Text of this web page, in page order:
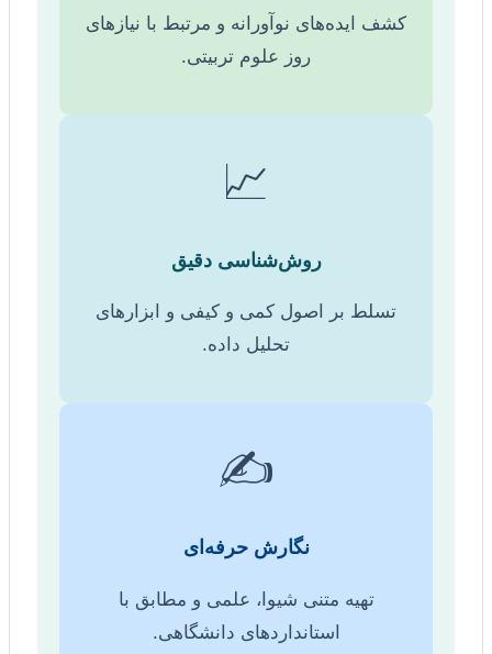
کشف ایده‌های نوآورانه و مرتبط با نیازهای
روز علوم تربیتی.
📈
روش‌شناسی دقیق
تسلط بر اصول کمی و کیفی و ابزارهای
تحلیل داده.
✍️
نگارش حرفه‌ای
تهیه متنی شیوا، علمی و مطابق با
استانداردهای دانشگاهی.